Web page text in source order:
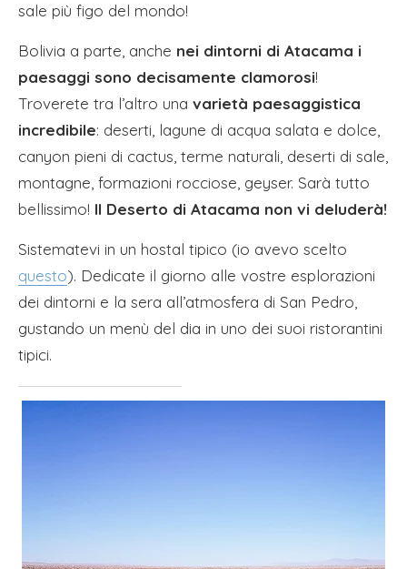
sale più figo del mondo!
Bolivia a parte, anche nei dintorni di Atacama i
paesaggi sono decisamente clamorosi!
Troverete tra l’altro una varietà paesaggistica
incredibile: deserti, lagune di acqua salata e dolce,
canyon pieni di cactus, terme naturali, deserti di sale,
montagne, formazioni rocciose, geyser. Sarà tutto
bellissimo! Il Deserto di Atacama non vi deluderà!
Sistematevi in un hostal tipico (io avevo scelto
questo). Dedicate il giorno alle vostre esplorazioni
dei dintorni e la sera all’atmosfera di San Pedro,
gustando un menù del dia in uno dei suoi ristorantini
tipici.